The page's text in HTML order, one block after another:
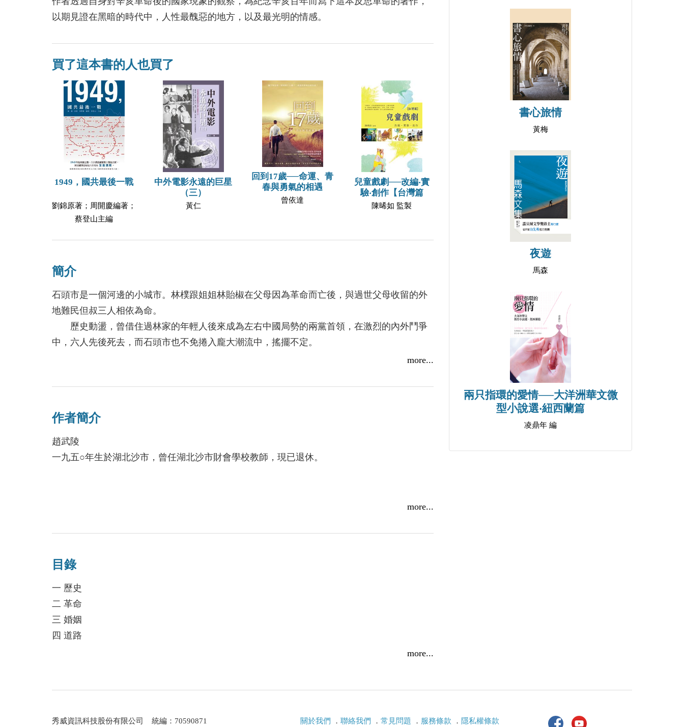
以期見證在黑暗的時代中，人性最醜惡的地方，以及最光明的情感。
買了這本書的人也買了
1949，國共最後一戰
劉錦原著；周開慶編著；
蔡登山主編
中外電影永遠的巨星
（三）
黃仁
回到17歲──命運、青
春與勇氣的相遇
曾依達
兒童戲劇──改編‧實
驗‧創作【台灣篇
陳晞如 監製
簡介
石頭市是一個河邊的小城市。林樸跟姐姐林貽椒在父母因為革命而亡後，與過世父母收留的外
地難民但叔三人相依為命。
歷史動盪，曾借住過林家的年輕人後來成為左右中國局勢的兩黨首領，在激烈的內外鬥爭
中，六人先後死去，而石頭市也不免捲入龐大潮流中，搖擺不定。
林樸成人後，先是成為小學老師認識了妻子水之湄，後來兩人又一起創辦慈善工廠，試圖
軍鎮壓，即使是出發立意良善的意圖，也困惑著所有直面這場武力鎮壓的人們……
more...
作者簡介
趙武陵
一九五○年生於湖北沙市，曾任湖北沙市財會學校教師，現已退休。
more...
目錄
一 歷史
二 革命
三 婚姻
四 道路
more...
書心旅情
黃梅
夜遊
馬森
兩只指環的愛情──大洋洲華文微
型小說選‧紐西蘭篇
凌鼎年 編
秀威資訊科技股份有限公司 統編：70590871 關於我們 ． 聯絡我們 ． 常見問題 ． 服務條款 ． 隱私權條款